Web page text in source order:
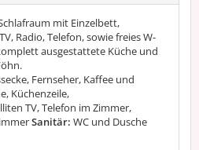
mit Einzelbett,
Radio, Telefon, sowie freies W-
ausgestattete Küche und
Fernseher, Kaffee und
Küchenzeile,
TV, Telefon im Zimmer,
Sanitär: WC und Dusche